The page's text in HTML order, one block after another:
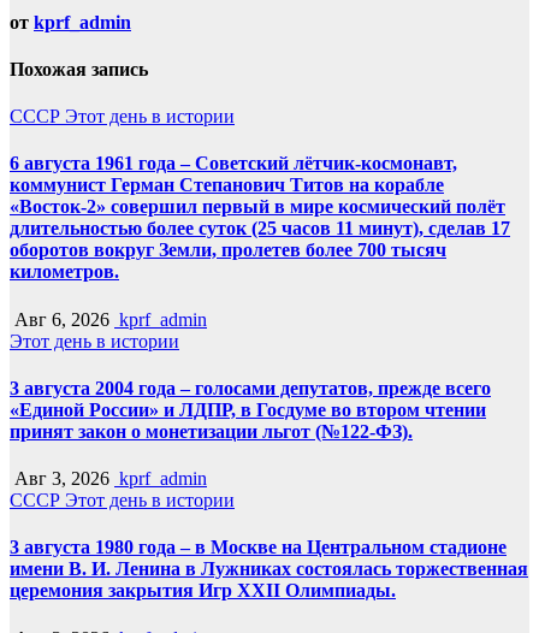
от kprf_admin
Похожая запись
СССР Этот день в истории
6 августа 1961 года – Советский лётчик-космонавт,
коммунист Герман Степанович Титов на корабле
«Восток-2» совершил первый в мире космический полёт
длительностью более суток (25 часов 11 минут), сделав 17
оборотов вокруг Земли, пролетев более 700 тысяч
километров.
Авг 6, 2026 kprf_admin
Этот день в истории
3 августа 2004 года – голосами депутатов, прежде всего
«Единой России» и ЛДПР, в Госдуме во втором чтении
принят закон о монетизации льгот (№122-ФЗ).
Авг 3, 2026 kprf_admin
СССР Этот день в истории
3 августа 1980 года – в Москве на Центральном стадионе
имени В. И. Ленина в Лужниках состоялась торжественная
церемония закрытия Игр XXII Олимпиады.